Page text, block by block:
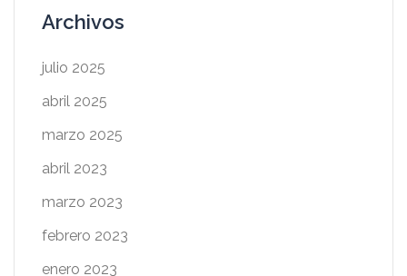
Archivos
julio 2025
abril 2025
marzo 2025
abril 2023
marzo 2023
febrero 2023
enero 2023